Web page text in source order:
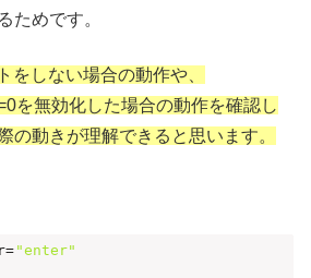
ためです。
をしない場合の動作や、
を無効化した場合の動作を確認し
の動きが理解できると思います。
"enter"